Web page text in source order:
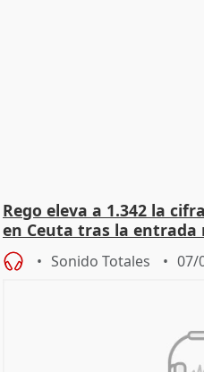
Rego eleva a 1.342 la
en Ceuta tras la entrada
Sonido Totales 07/